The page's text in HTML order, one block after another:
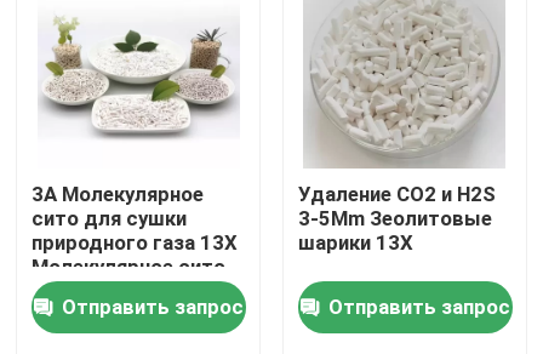
Продукты
Видеозаписи
О нас
Экскурсия по заводу
3А Молекулярное
сито для сушки
природного газа 13X
Молекулярное сито
Зеолит для
концентратора
кислорода
Отправить запрос
Удаление CO2 и H2S
3-5Mm Зеолитовые
шарики 13X
Отправить запрос